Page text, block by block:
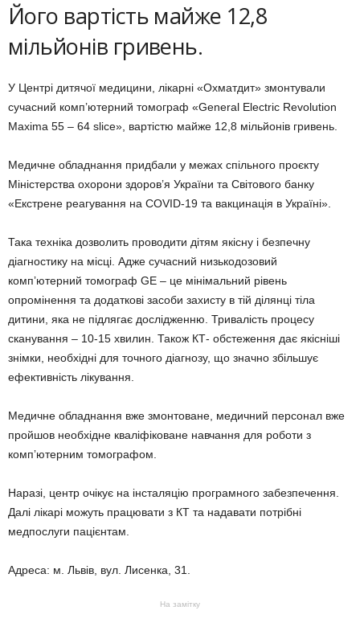
Його вартість майже 12,8
мільйонів гривень.
У Центрі дитячої медицини, лікарні «Охматдит» змонтували
сучасний комп’ютерний томограф «General Electric Revolution
Maxima 55 – 64 slice», вартістю майже 12,8 мільйонів гривень.
Медичне обладнання придбали у межах спільного проєкту
Міністерства охорони здоров’я України та Світового банку
«Екстрене реагування на COVID-19 та вакцинація в Україні».
Така техніка дозволить проводити дітям якісну і безпечну
діагностику на місці. Адже сучасний низькодозовий
компʼютерний томограф GE – це мінімальний рівень
опромінення та додаткові засоби захисту в тій ділянці тіла
дитини, яка не підлягає дослідженню. Тривалість процесу
сканування – 10-15 хвилин. Також КТ- обстеження дає якісніші
знімки, необхідні для точного діагнозу, що значно збільшує
ефективність лікування.
Медичне обладнання вже змонтоване, медичний персонал вже
пройшов необхідне кваліфіковане навчання для роботи з
компʼютерним томографом.
Наразі, центр очікує на інсталяцію програмного забезпечення.
Далі лікарі можуть працювати з КТ та надавати потрібні
медпослуги пацієнтам.
Адреса: м. Львів, вул. Лисенка, 31.
На замітку